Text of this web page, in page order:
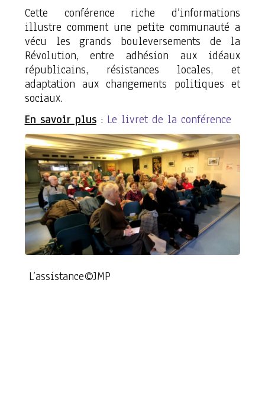
Cette conférence riche d’informations
illustre comment une petite communauté a
vécu les grands bouleversements de la
Révolution, entre adhésion aux idéaux
républicains, résistances locales, et
adaptation aux changements politiques et
sociaux.
En savoir plus: Le livret de la conférence
L’assistance©JMP